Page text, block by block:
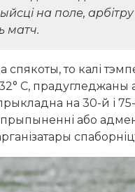
на поле,
матч.
то калі
C, прадугледжаны
на 30-й і 75-
або